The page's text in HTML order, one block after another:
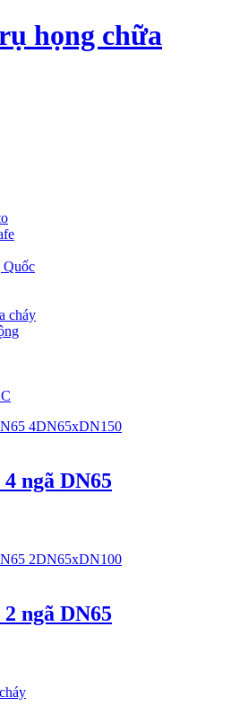
họng chữa
Quốc
cháy
ngã DN65
ngã DN65